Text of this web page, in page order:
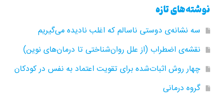
نوشته‌های تازه
سه نشانه‌ی دوستی ناسالم که اغلب نادیده می‌گیریم
نقشه‌ی اضطراب (از علل روان‌شناختی تا درمان‌های نوین)
چهار روش اثبات‌شده برای تقویت اعتماد به نفس در کودکان
گروه‌ درمانی